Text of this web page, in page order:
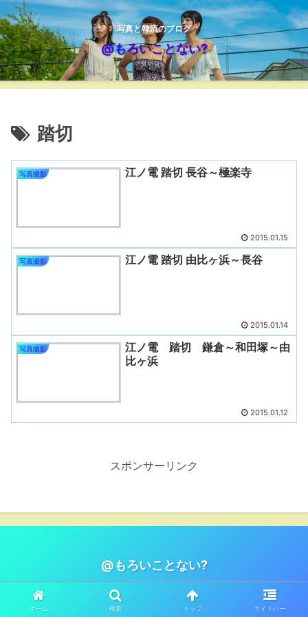
写真と韓流のブログ
@もろいことない?
踏切
写真撮影 江ノ電 踏切 長谷～極楽寺
2015.01.15
写真撮影 江ノ電 踏切 由比ヶ浜～長谷
2015.01.14
写真撮影
江ノ電 踏切 鎌倉～和田塚～由
比ヶ浜
2015.01.12
スポンサーリンク
@もろいことない?
Copyright © 2005-2026 s1tanaka All Rights Reserved.
ホーム 検索 トップ サイドバー